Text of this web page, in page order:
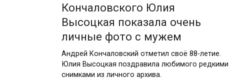
Кончаловского Юлия
Высоцкая показала очень
личные фото с мужем
Андрей Кончаловский отметил своё 88-летие.
Юлия Высоцкая поздравила любимого редкими
снимками из личного архива.